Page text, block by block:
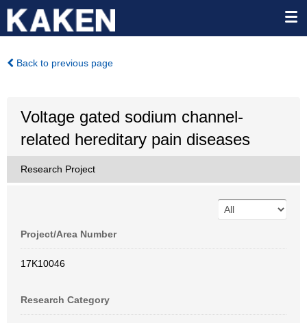
Back to previous page
Voltage gated sodium channel-
related hereditary pain diseases
Research Project
Project/Area Number
17K10046
Research Category